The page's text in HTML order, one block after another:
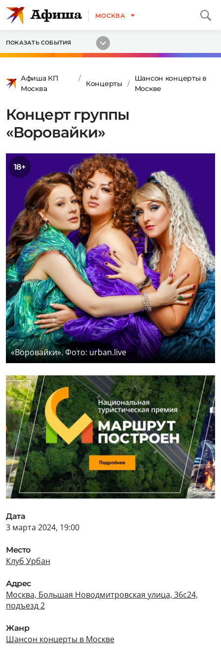
МОСКВА
ПОКАЗАТЬ СОБЫТИЯ
Афиша КП
Москва
Концерты
Шансон концерты в
Москве
Концерт группы
«Воровайки»
18+
«Воровайки». Фото: urban.live
Дата
3 марта 2024, 19:00
Место
Клуб Урбан
Адрес
Москва, Большая Новодмитровская улица, 36с24,
подъезд 2
Жанр
Шансон концерты в Москве